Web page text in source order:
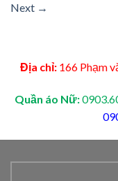
Next →
Địa chỉ: 166 Phạm
Quần áo Nữ: